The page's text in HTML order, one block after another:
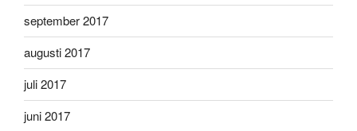
september 2017
augusti 2017
juli 2017
juni 2017